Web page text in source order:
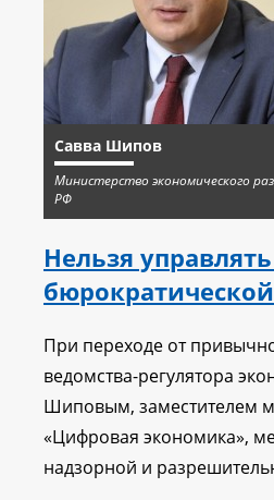
Савва Шипов
Министерство экономического
РФ
Нельзя
При переходе от
ведомства-регулятора
Шиповым, заместителем
«Цифровая экономика»,
надзорной и